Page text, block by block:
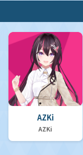
AZKi
AZKi